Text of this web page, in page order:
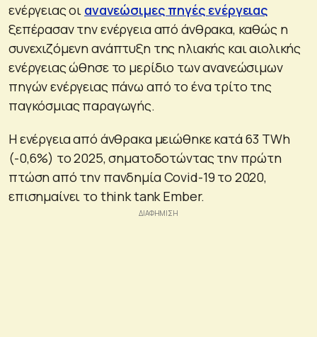
ενέργειας οι ανανεώσιμες πηγές ενέργειας
ξεπέρασαν την ενέργεια από άνθρακα, καθώς η
συνεχιζόμενη ανάπτυξη της ηλιακής και αιολικής
ενέργειας ώθησε το μερίδιο των ανανεώσιμων
πηγών ενέργειας πάνω από το ένα τρίτο της
παγκόσμιας παραγωγής.
Η ενέργεια από άνθρακα μειώθηκε κατά 63 TWh
(-0,6%) το 2025, σηματοδοτώντας την πρώτη
πτώση από την πανδημία Covid-19 το 2020,
επισημαίνει το think tank Ember.